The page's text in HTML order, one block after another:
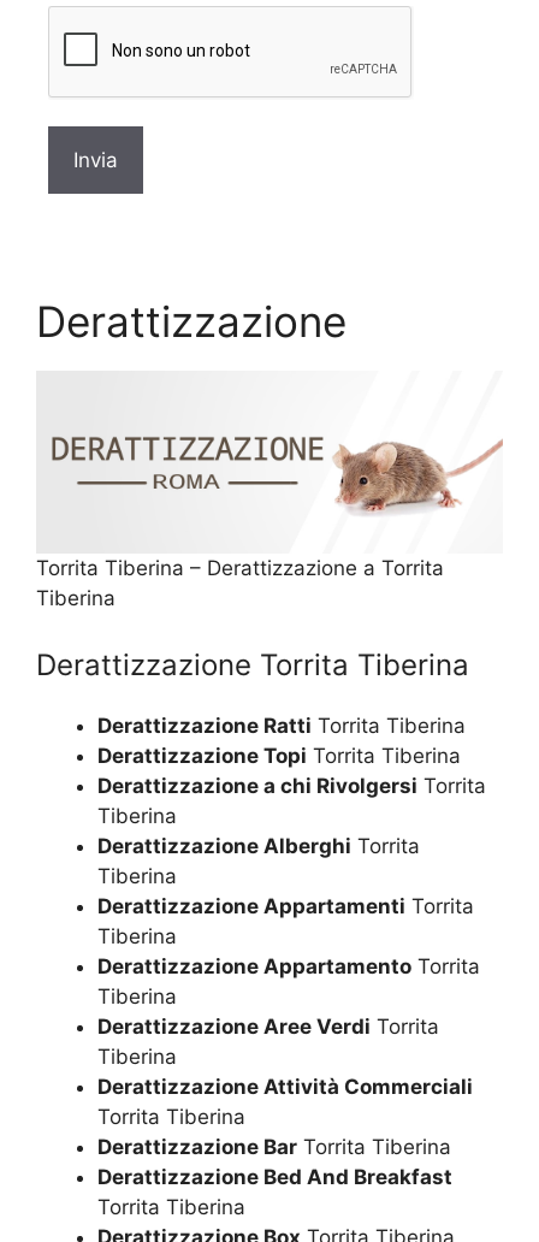
Derattizzazione
Torrita Tiberina – Derattizzazione a Torrita
Tiberina
Derattizzazione Torrita Tiberina
Derattizzazione Ratti Torrita Tiberina
Derattizzazione Topi Torrita Tiberina
Derattizzazione a chi Rivolgersi Torrita
Tiberina
Derattizzazione Alberghi Torrita
Tiberina
Derattizzazione Appartamenti Torrita
Tiberina
Derattizzazione Appartamento Torrita
Tiberina
Derattizzazione Aree Verdi Torrita
Tiberina
Derattizzazione Attività Commerciali
Torrita Tiberina
Derattizzazione Bar Torrita Tiberina
Derattizzazione Bed And Breakfast
Torrita Tiberina